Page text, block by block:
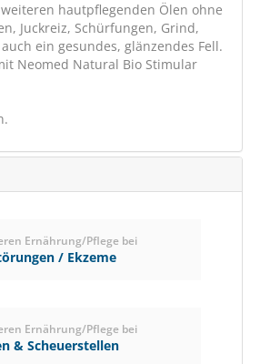
hautpflegenden Ölen ohne
Juckreiz, Schürfungen, Grind,
ein gesundes, glänzendes Fell.
Neomed Natural Bio Stimular
Ernährung/Pflege bei
/ Ekzeme
Ernährung/Pflege bei
& Scheuerstellen
€ 119,90